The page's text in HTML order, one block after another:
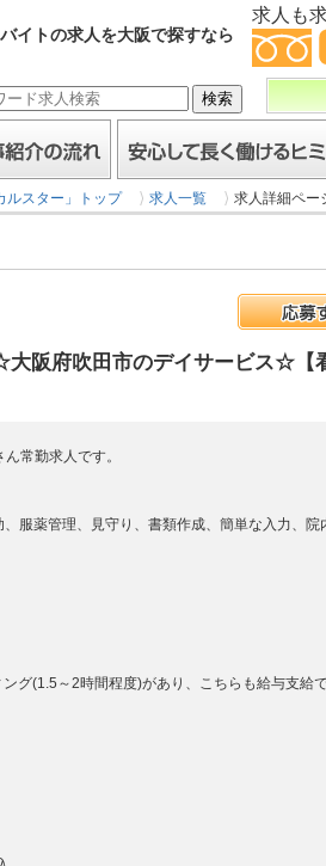
イトの求人を大阪で探すなら
求人も
キープ
れ 安心して長く働けるヒミツ
ルスター」トップ 求人一覧 求人詳細ペー
阪府吹田市のデイサービス☆【
常勤求人です。
服薬管理、見守り、書類作成、簡単な入力、院
(1.5～2時間程度)があり、こちらも給与支給で